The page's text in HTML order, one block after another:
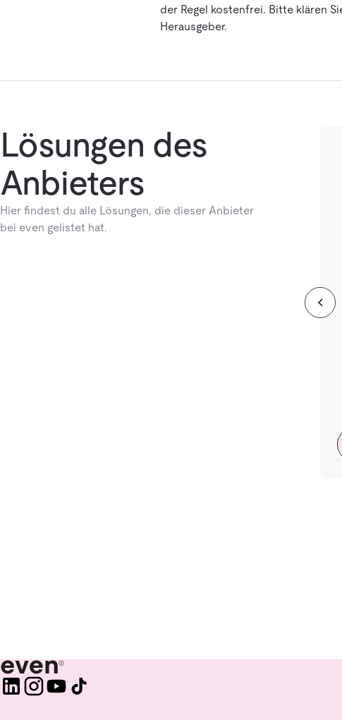
der Regel kostenfrei. Bitte klären
Herausgeber.
Lösungen des
Anbieters
Hier findest du alle Lösungen, die dieser Anbieter
bei even gelistet hat.